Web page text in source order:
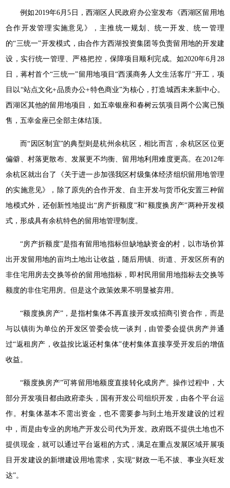
例如2019年6月5日，西湖区人民政府办公室发布《西湖区留用地
合作开发管理实施意见》，主推统一规划、统一开发、统一管理
的“三统一”开发模式，由合作方西湖投资集团等负责留用地的开发建
设，实行统一管理、严格把控，保障项目顺利完成。如2020年6月28
日，蒋村首个“三统一”留用地项目“西溪商务人文生活客厅”开工，项
目以“站点文化+品质办公+特色商业”为核心，打造城西未来新中心。
西湖区其他的留用地项目，如五幸银座和春树云筑项目两个公寓已预
售，五幸金座已全部主体结顶。
而“因区制宜”的典型则是杭州余杭区，相比而言，余杭区区位更
偏僻、村落更散布、发展更不均衡、留用地利用难度更高。在2012年
余杭区就出台了《关于进一步加强我区村级集体经济组织留用地管理
的实施意见》，除了原先的合作开发、自主开发与货币化安置三种留
地模式外，还创新性地提出“房产折额度”和“额度换房产”两种开发模
式，形成具有余杭特色的留用地管理制度。
“房产折额度”是指有留用地指标但缺地缺资金的村，以市场价算
出开发留用地的亩均土地出让收益，随后用镇、街道、开发区所有的
非住宅用房去交换等价的留用地指标，即村民用留用地指标去交换等
额度的非住宅用房。但是这个政策效果不明显被弃用。
“额度换房产”，是指村集体不再直接开发或招商引资合作，而是
与以镇街为单位的开发区管委会统一谈判，由管委会提供房产并通
过“返租房产，收益按比返还村集体”使村集体直接享受开发后的增值
收益。
“额度换房产”可将留用地额度直接转化成房产。操作过程中，大
部分开发项目都由政府牵头，国有开发公司组织开发，由各个平台运
作。村集体基本不需出资金，也不需要参与到土地开发建设的过程
中，而是由专业的房地产开发公司代为开发。政府既不提供土地也不
提供现金，就可以通过平台返租的方式，满足在重点发展区域开展项
目开发建设的新增建设用地需求，实现“财政一毛不拔、事业兴旺发
达”。